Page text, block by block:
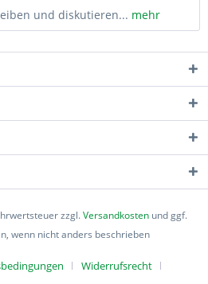
und diskutieren... mehr
zzgl.Versandkosten und ggf.
wenn nicht anders beschrieben
Widerrufsrecht